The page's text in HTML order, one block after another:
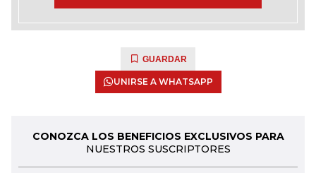
GUARDAR
UNIRSE A WHATSAPP
CONOZCA LOS BENEFICIOS EXCLUSIVOS PARA
NUESTROS SUSCRIPTORES